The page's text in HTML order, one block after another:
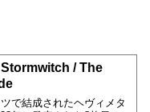
Stormwitch / The
で結成されたヘヴィメタ